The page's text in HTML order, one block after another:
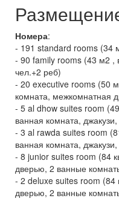
Номера:
- 191 standard rooms (34
- 90 family rooms (43 м2 ,
чел.+2 реб)
- 20 executive rooms (50
комната, межкомнатная
- 5 al dhow suites room
ванная комната,
- 3 al rawda suites room
ванная комната,
- 8 junior suites room (84
дверью, 2 ванные
- 2 deluxe suites room (84
дверью, 2 ванные